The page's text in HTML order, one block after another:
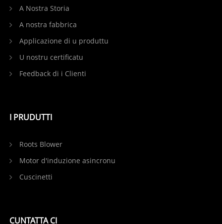
A Nostra Storia
A nostra fabbrica
Applicazione di u produttu
U nostru certificatu
Feedback di i Clienti
I PRUDUTTI
Roots Blower
Motor d'induzione asincronu
Cuscinetti
CUNTATTA CI